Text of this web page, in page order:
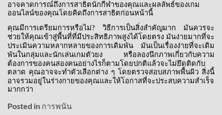
อาจคาดการณ์ถึงการสาธิตนักกีฬาของคุณและผลลัพธ์ของเกม
ออนไลน์ของคุณโดยคิดถึงการสาธิตก่อนหน้านี้
คุณมีการเตรียมการหรือไม่? วิธีการเป็นสิ่งสำคัญมาก
มันควรจะ
ช่วยให้คุณเข้าสู่พื้นที่ที่มีประสิทธิภาพสูงได้โดยตรง มันง่ายมากที่จะ
ประเมินความหลากหลายของการเดิมพัน
มันเป็นเรื่องง่ายที่จะเดิม
พันในกลุ่มและนักเล่นเกมตัวยง
หรือลองนึกภาพเกี่ยวกับความ
ต้องการของคนสองคนอย่างไรก็ตามโดยปกติแล้วจะไม่ยึดติดกับ
ตลาด คุณอาจจะทำตัวเลือกต่าง ๆ โดยตรวจสอบสภาพพื้นผิว สิ่งนี้
อาจรวมอยู่ในร่างกายของคุณและให้โอกาสที่จะประสบความสำเร็จ
มากกว่า
Posted in การพนัน